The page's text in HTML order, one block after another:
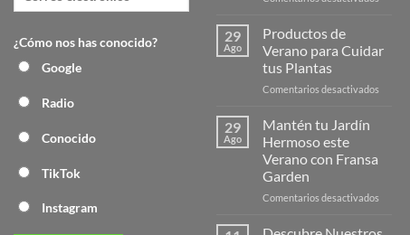
¿Cómo nos has conocido?
Google
Radio
Conocido
TikTok
Instagram
Página
29
Ago
Productos de
Verano para Cuidar
tus Plantas
Comentarios desactivados
29
Ago
Mantén tu Jardín
Hermoso este
Verano con Fransa
Garden
Comentarios desactivados